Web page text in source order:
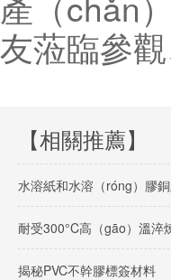
友蒞臨參
【相關推薦】
水溶紙和水溶（róng）膠
耐受300°C高（gāo）溫淬
揭秘PVC不幹膠標簽材料